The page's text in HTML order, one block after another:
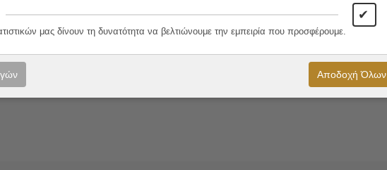
✔
μας δίνουν τη δυνατότητα να βελτιώνουμε την εμπειρία που προσφέρουμε.
Αποδοχή Όλων